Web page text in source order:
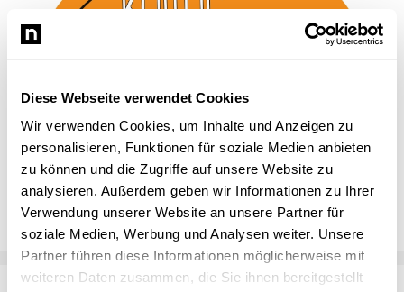
Diese Webseite verwendet Cookies
Wir verwenden Cookies, um Inhalte und Anzeigen zu
personalisieren, Funktionen für soziale Medien anbieten
zu können und die Zugriffe auf unsere Website zu
analysieren. Außerdem geben wir Informationen zu Ihrer
Verwendung unserer Website an unsere Partner für
soziale Medien, Werbung und Analysen weiter. Unsere
Partner führen diese Informationen möglicherweise mit
weiteren Daten zusammen, die Sie ihnen bereitgestellt
©Kulturwerkstatt Ladenburg e.V. /Arno Folger
Kulturwerkstatt Ladenburg